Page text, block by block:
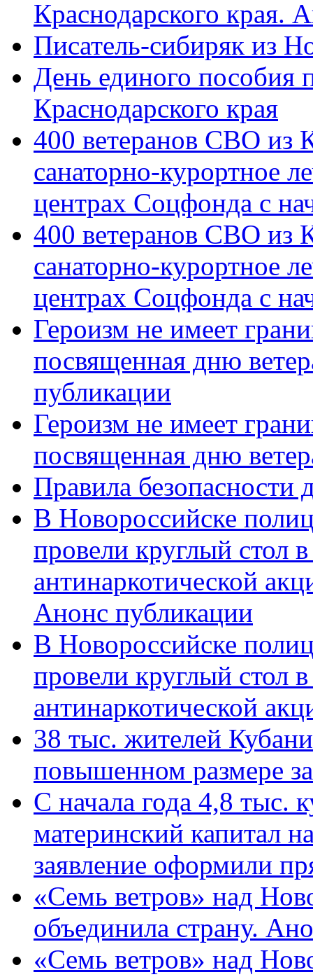
Краснодарского края.
Писатель-сибиряк из
День единого пособия
Краснодарского края
400 ветеранов СВО из
санаторно-курортное
центрах Соцфонда с
400 ветеранов СВО из
санаторно-курортное
центрах Соцфонда с
Героизм не имеет
посвященная дню
публикации
Героизм не имеет
посвященная дню
Правила безопасности
В Новороссийске
провели круглый стол
антинаркотической
Анонс публикации
В Новороссийске
провели круглый стол
антинаркотической
38 тыс. жителей
повышенном размере
С начала года 4,8 тыс.
материнский капитал
заявление оформили
«Семь ветров» над
объединила страну.
«Семь ветров» над